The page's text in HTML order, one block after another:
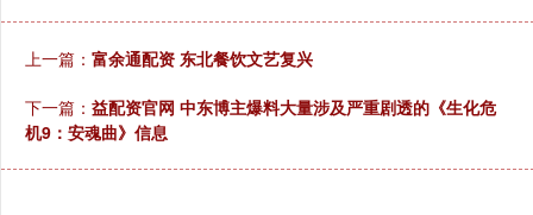
上一篇： 富余通配资 东北餐饮文艺复兴
下一篇： 益配资官网 中东博主爆料大量涉及严重剧透的《生化危
机9：安魂曲》信息